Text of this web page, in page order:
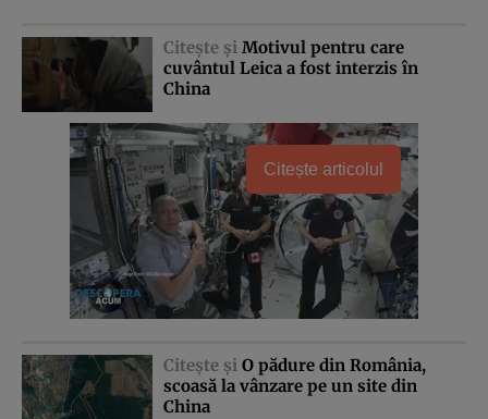
Citeşte şi Motivul pentru care
cuvântul Leica a fost interzis în
China
Citește articolul
Citeşte şi O pădure din România,
scoasă la vânzare pe un site din
China